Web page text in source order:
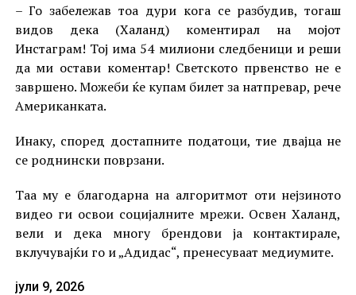
– Го забележав тоа дури кога се разбудив, тогаш
видов дека (Халанд) коментирал на мојот
Инстаграм! Тој има 54 милиони следбеници и реши
да ми остави коментар! Светското првенство не е
завршено. Можеби ќе купам билет за натпревар, рече
Американката.
Инаку, според достапните податоци, тие двајца не
се роднински поврзани.
Таа му е благодарна на алгоритмот оти нејзиното
видео ги освои социјалните мрежи. Освен Халанд,
вели и дека многу брендови ја контактирале,
вклучувајќи го и „Адидас“, пренесуваат медиумите.
јули 9, 2026